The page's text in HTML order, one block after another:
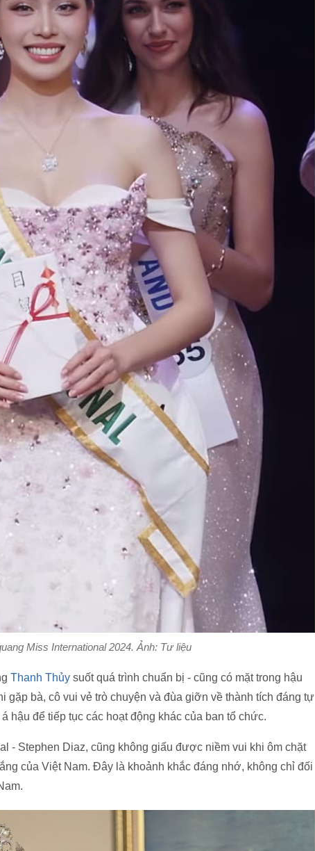
Miss International 2024. Ảnh: Tư liệu
Thanh Thủy suốt quá trình chuẩn bị - cũng có mặt trong hậu
gặp bà, cô vui vẻ trò chuyện và đùa giỡn về thành tích đáng tự
hậu để tiếp tục các hoạt động khác của ban tổ chức.
- Stephen Diaz, cũng không giấu được niềm vui khi ôm chặt
của Việt Nam. Đây là khoảnh khắc đáng nhớ, không chỉ đối